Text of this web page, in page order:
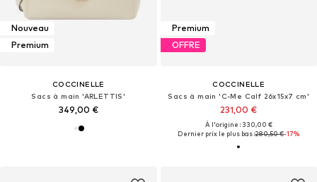
Nouveau
Premium
COCCINELLE
Sacs à main 'ARLETTIS'
349,00 €
Premium
OFFRE
COCCINELLE
Sacs à main 'C-Me Calf 26x15x7 cm'
231,00 €
À l'origine : 330,00 €
Dernier prix le plus bas :280,50 €-17%